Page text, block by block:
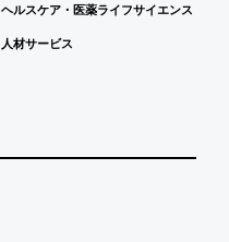
ヘルスケア・医薬ライフサイエンス
人材サービス